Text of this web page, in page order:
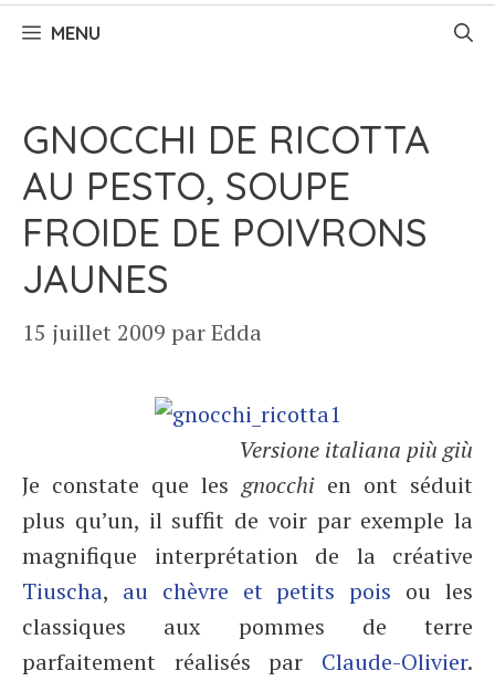
MENU
GNOCCHI DE RICOTTA
AU PESTO, SOUPE
FROIDE DE POIVRONS
JAUNES
15 juillet 2009 parEdda
Versione italiana più giù
Je constate que les gnocchi en ont séduit
plus qu’un, il suffit de voir par exemple la
magnifique interprétation de la créative
Tiuscha, au chèvre et petits pois ou les
classiques aux pommes de terre
parfaitement réalisés par Claude-Olivier.